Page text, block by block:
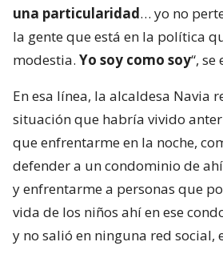
una particularidad… yo no
la gente que está en la política
modestia. Yo soy como soy“, se
En esa línea, la alcaldesa Navia
situación que habría vivido
que enfrentarme en la noche,
defender a un condominio de
y enfrentarme a personas que
vida de los niños ahí en ese
y no salió en ninguna red social,